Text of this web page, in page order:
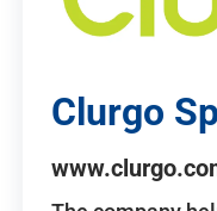
Clurgo